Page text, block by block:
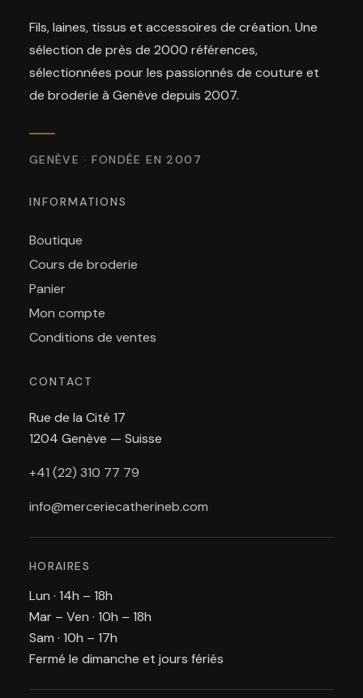
Fils, laines, tissus et accessoires de création. Une
sélection de près de 2000 références,
sélectionnées pour les passionnés de couture et
de broderie à Genève depuis 2007.
GENÈVE · FONDÉE EN 2007
INFORMATIONS
Boutique
Cours de broderie
Panier
Mon compte
Conditions de ventes
CONTACT
Rue de la Cité 17
1204 Genève — Suisse
+41 (22) 310 77 79
info@merceriecatherineb.com
HORAIRES
Lun · 14h – 18h
Mar – Ven · 10h – 18h
Sam · 10h – 17h
Fermé le dimanche et jours fériés